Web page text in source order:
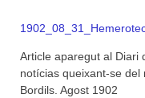
Article aparegut al Diari
notícias queixant-se del
Bordils. Agost 1902